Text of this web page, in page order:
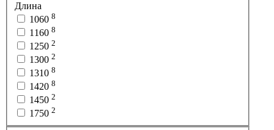
Длина
1060 8
1160 8
1250 2
1300 2
1310 8
1420 8
1450 2
1750 2